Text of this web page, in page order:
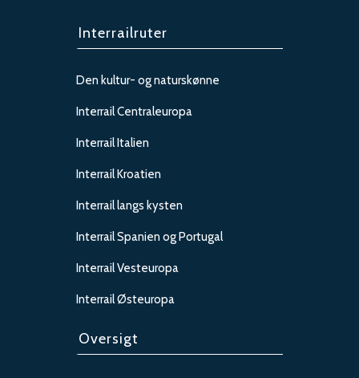
Interrailruter
Den kultur- og naturskønne
Interrail Centraleuropa
Interrail Italien
Interrail Kroatien
Interrail langs kysten
Interrail Spanien og Portugal
Interrail Vesteuropa
Interrail Østeuropa
Oversigt